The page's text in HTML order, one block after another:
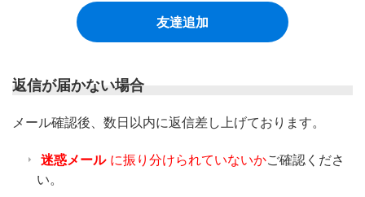
友達追加
返信が届かない場合
​メール確認後、数日以内に返信差し上げております。
迷惑メール に振り分けられていないかご確認くださ
い。